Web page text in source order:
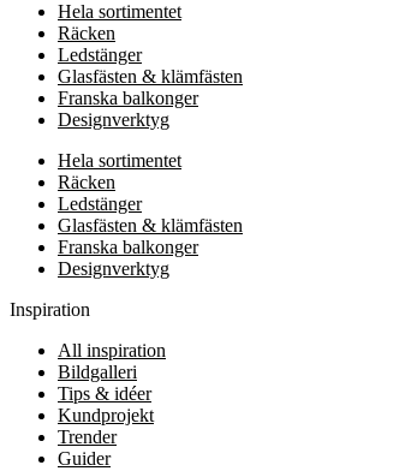
Hela sortimentet
Räcken
Ledstänger
Glasfästen & klämfästen
Franska balkonger
Designverktyg
Hela sortimentet
Räcken
Ledstänger
Glasfästen & klämfästen
Franska balkonger
Designverktyg
Inspiration
All inspiration
Bildgalleri
Tips & idéer
Kundprojekt
Trender
Guider